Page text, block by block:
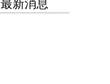
最新消息